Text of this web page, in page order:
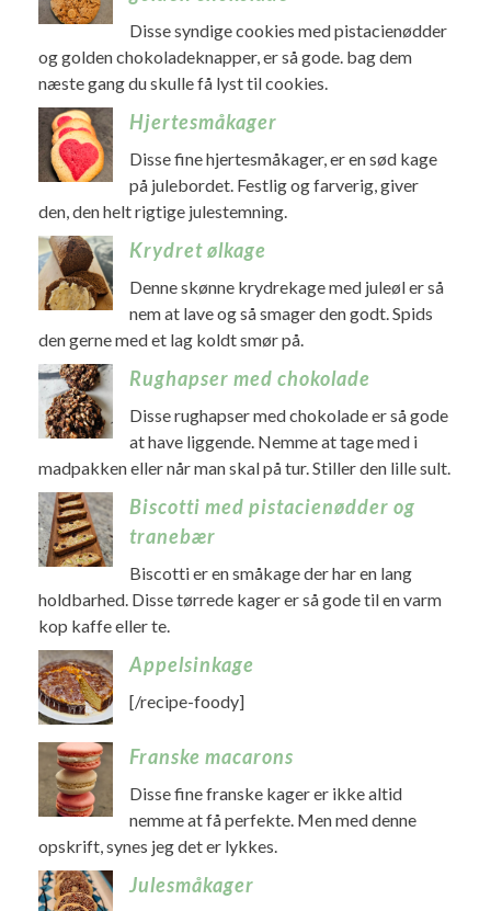
Disse syndige cookies med pistacienødder
og golden chokoladeknapper, er så gode. bag dem
næste gang du skulle få lyst til cookies.
Hjertesmåkager
Disse fine hjertesmåkager, er en sød kage
på julebordet. Festlig og farverig, giver
den, den helt rigtige julestemning.
Krydret ølkage
Denne skønne krydrekage med juleøl er så
nem at lave og så smager den godt. Spids
den gerne med et lag koldt smør på.
Rughapser med chokolade
Disse rughapser med chokolade er så gode
at have liggende. Nemme at tage med i
madpakken eller når man skal på tur. Stiller den lille sult.
Biscotti med pistacienødder og
tranebær
Biscotti er en småkage der har en lang
holdbarhed. Disse tørrede kager er så gode til en varm
kop kaffe eller te.
Appelsinkage
[/recipe-foody]
Franske macarons
Disse fine franske kager er ikke altid
nemme at få perfekte. Men med denne
opskrift, synes jeg det er lykkes.
Julesmåkager